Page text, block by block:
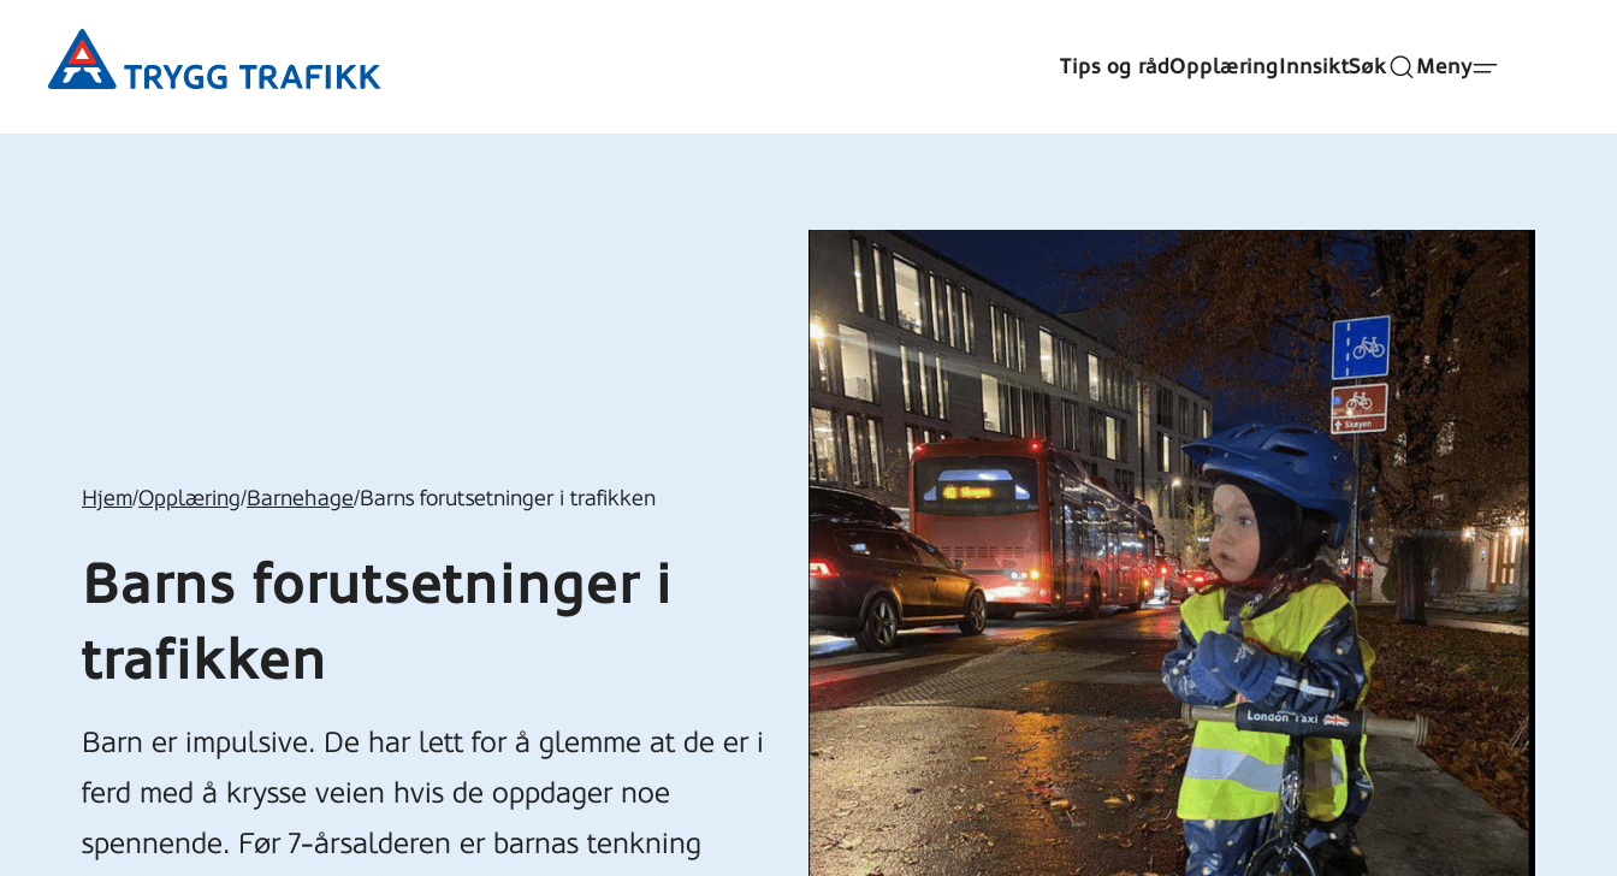
hovedinnhold
Trygg
Trafikk
Tips og rådOpplæringInnsiktSøk Meny
Hjem/Opplæring/Barnehage/Barns forutsetninger i trafikken
Barns forutsetninger i
trafikken
Barn er impulsive. De har lett for å glemme at de er i
ferd med å krysse veien hvis de oppdager noe
spennende. Før 7-årsalderen er barnas tenkning